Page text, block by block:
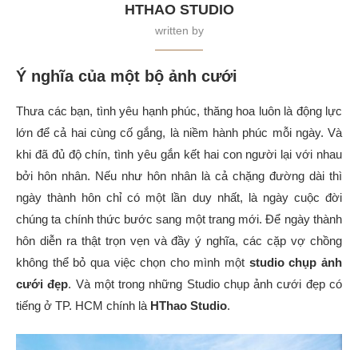
HTHAO STUDIO
written by
Ý nghĩa của một bộ ảnh cưới
Thưa các bạn, tình yêu hạnh phúc, thăng hoa luôn là động lực
lớn để cả hai cùng cố gắng, là niềm hành phúc mỗi ngày. Và
khi đã đủ độ chín, tình yêu gắn kết hai con người lại với nhau
bởi hôn nhân. Nếu như hôn nhân là cả chặng đường dài thì
ngày thành hôn chỉ có một lần duy nhất, là ngày cuộc đời
chúng ta chính thức bước sang một trang mới. Để ngày thành
hôn diễn ra thật trọn vẹn và đầy ý nghĩa, các cặp vợ chồng
không thể bỏ qua việc chọn cho mình một studio chụp ảnh
cưới đẹp. Và một trong những Studio chụp ảnh cưới đẹp có
tiếng ở TP. HCM chính là HThao Studio.